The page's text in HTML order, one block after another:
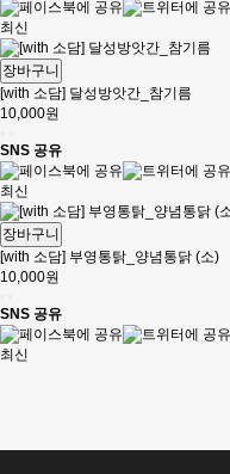
최신
장바구니
[with 소담] 달성방앗간_참기름
10,000원
SNS 공유
최신
장바구니
[with 소담] 부영통탉_양념통닭 (소)
10,000원
SNS 공유
최신
사이트 정보